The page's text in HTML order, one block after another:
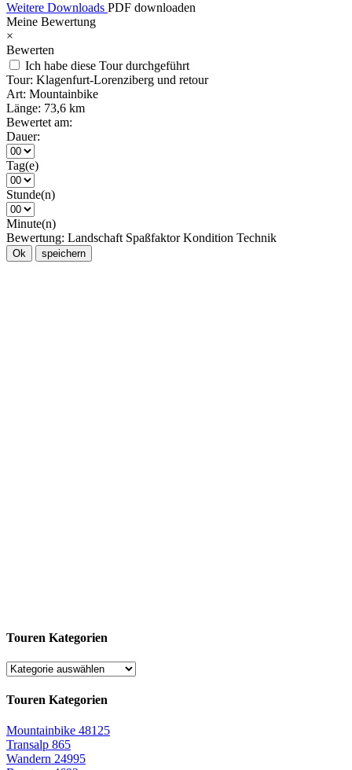
Weitere Downloads PDF downloaden
Meine Bewertung
×
Bewerten
Ich habe diese Tour durchgeführt
Tour: Klagenfurt-Lorenziberg und retour
Art: Mountainbike
Länge: 73,6 km
Bewertet am:
Dauer:
Tag(e)
Stunde(n)
Minute(n)
Bewertung: Landschaft Spaßfaktor Kondition Technik
Ok speichern
Touren Kategorien
Touren Kategorien
Mountainbike 48125
Transalp 865
Wandern 24995